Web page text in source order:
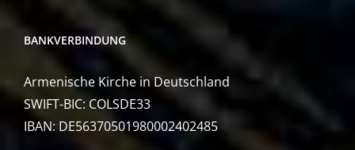
BANKVERBINDUNG
Armenische Kirche in Deutschland
SWIFT-BIC: COLSDE33
IBAN: DE56370501980002402485